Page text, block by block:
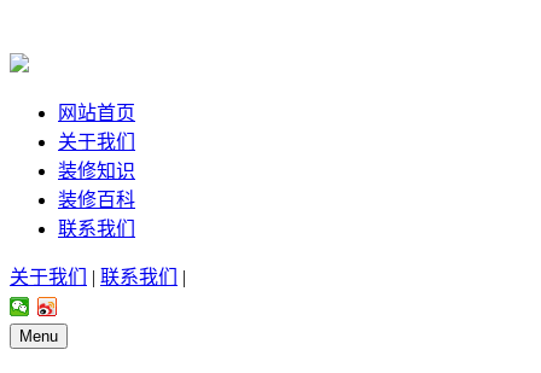
网站首页
关于我们
装修知识
装修百科
联系我们
关于我们 | 联系我们 |
Menu